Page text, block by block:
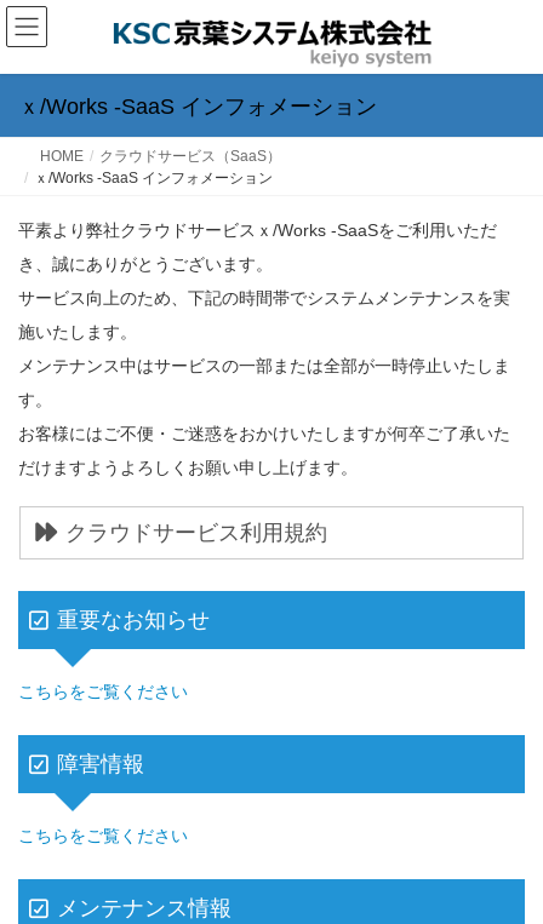
ｘ/Works -SaaS インフォメーション
HOME
クラウドサービス（SaaS）
ｘ/Works -SaaS インフォメーション
平素より弊社クラウドサービスｘ/Works -SaaSをご利用いただ
き、誠にありがとうございます。
サービス向上のため、下記の時間帯でシステムメンテナンスを実
施いたします。
メンテナンス中はサービスの一部または全部が一時停止いたしま
す。
お客様にはご不便・ご迷惑をおかけいたしますが何卒ご了承いた
だけますようよろしくお願い申し上げます。
クラウドサービス利用規約
重要なお知らせ
こちらをご覧ください
障害情報
こちらをご覧ください
メンテナンス情報